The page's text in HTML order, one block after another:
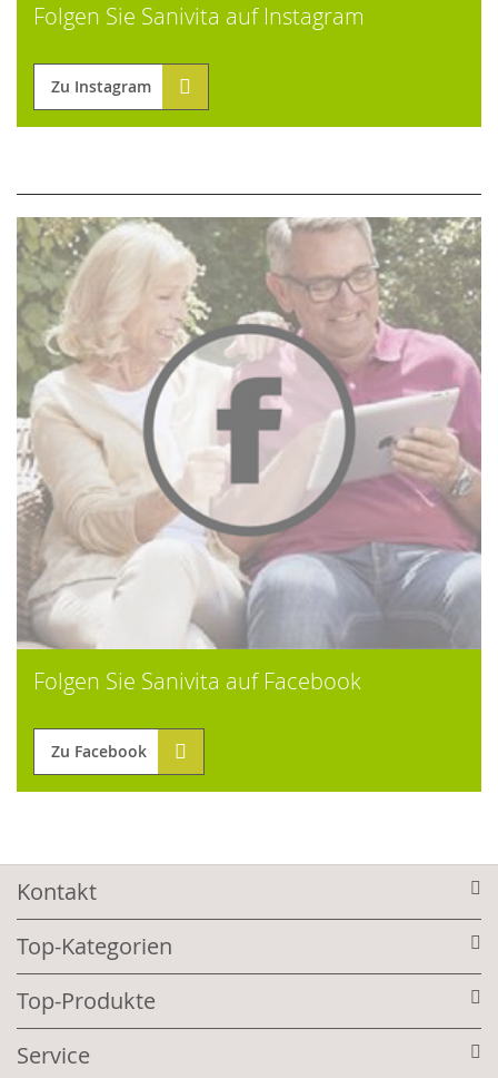
Folgen Sie Sanivita auf Instagram
Zu Instagram
Folgen Sie Sanivita auf Facebook
Zu Facebook
Kontakt
Top-Kategorien
Top-Produkte
Service